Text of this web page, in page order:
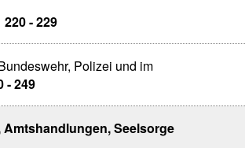
220 - 229
Polizei und im
- 249
Amtshandlungen, Seelsorge